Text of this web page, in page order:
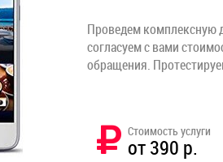
Проведем комплексную
согласуем с вами
обращения.
Стоимость услуги
от 390 р.